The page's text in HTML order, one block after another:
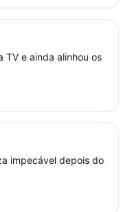
TV e ainda alinhou os
impecável depois do